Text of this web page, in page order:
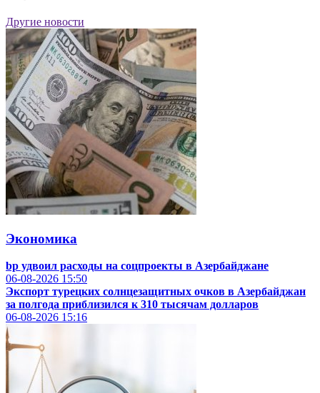
Другие новости
Экономика
bp удвоил расходы на соцпроекты в Азербайджане
06-08-2026 15:50
Экспорт турецких солнцезащитных очков в Азербайджан
за полгода приблизился к 310 тысячам долларов
06-08-2026 15:16